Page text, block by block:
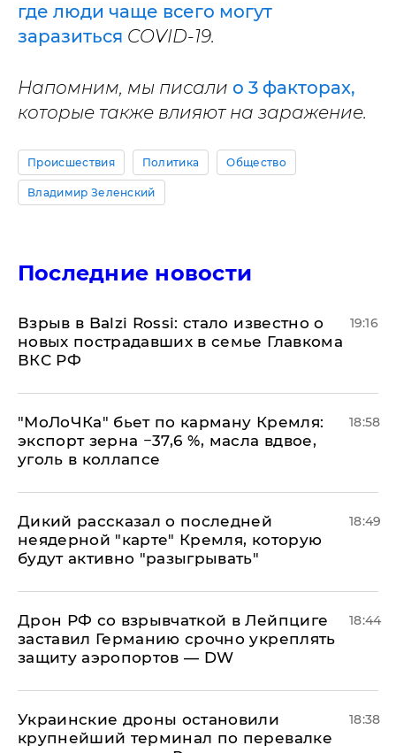
где люди чаще всего могут
заразиться COVID-19.
Напомним, мы писали о 3 факторах,
которые также влияют на заражение.
Происшествия Политика Общество
Владимир Зеленский
Последние новости
Взрыв в Balzi Rossi: стало известно о
новых пострадавших в семье Главкома
ВКС РФ
19:16
​"МоЛоЧКа" бьет по карману Кремля:
экспорт зерна −37,6 %, масла вдвое,
уголь в коллапсе
18:58
Дикий рассказал о последней
неядерной "карте" Кремля, которую
будут активно "разыгрывать"
18:49
​Дрон РФ со взрывчаткой в Лейпциге
заставил Германию срочно укреплять
защиту аэропортов — DW
18:44
Украинские дроны остановили
крупнейший терминал по перевалке
18:38